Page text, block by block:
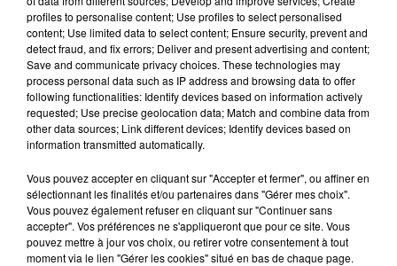
masculine dans sa bataille...
Des vitres tombent de la tour
Montparnasse : des désaccords
entre...
Incendies en Gironde : encore
plusieurs semaines avant
profiles to personalise content; Use profiles to select personalised
content; Use limited data to select content; Ensure security, prevent and
detect fraud, and fix errors; Deliver and present advertising and content;
Save and communicate privacy choices. These technologies may
process personal data such as IP address and browsing data to offer
following functionalities: Identify devices based on information actively
requested; Use precise geolocation data; Match and combine data from
other data sources; Link different devices; Identify devices based on
information transmitted automatically.
Vous pouvez accepter en cliquant sur "Accepter et fermer", ou affiner en
sélectionnant les finalités et/ou partenaires dans "Gérer mes choix".
Vous pouvez également refuser en cliquant sur "Continuer sans
accepter". Vos préférences ne s'appliqueront que pour ce site. Vous
pouvez mettre à jour vos choix, ou retirer votre consentement à tout
moment via le lien "Gérer les cookies" situé en bas de chaque page.